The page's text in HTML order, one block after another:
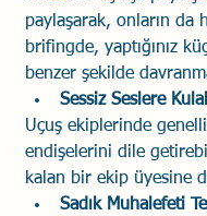
paylaşarak, onların da
brifingde, yaptığınız
benzer şekilde
Sessiz Seslere
Uçuş ekiplerinde
endişelerini dile
kalan bir ekip üyesine
Sadık Muhalefeti